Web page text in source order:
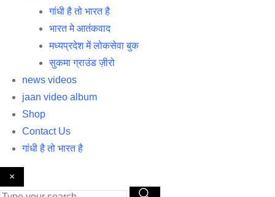
गांधी है तो भारत है
भारत मे आतंकवाद
मध्यप्रदेश में लोकसेवा बुक
सुकमा ग्राउंड ज़ीरो
news videos
jaan video album
Shop
Contact Us
गांधी है तो भारत है
×